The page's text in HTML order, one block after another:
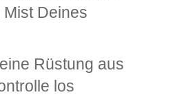
Deines
Rüstung aus
los